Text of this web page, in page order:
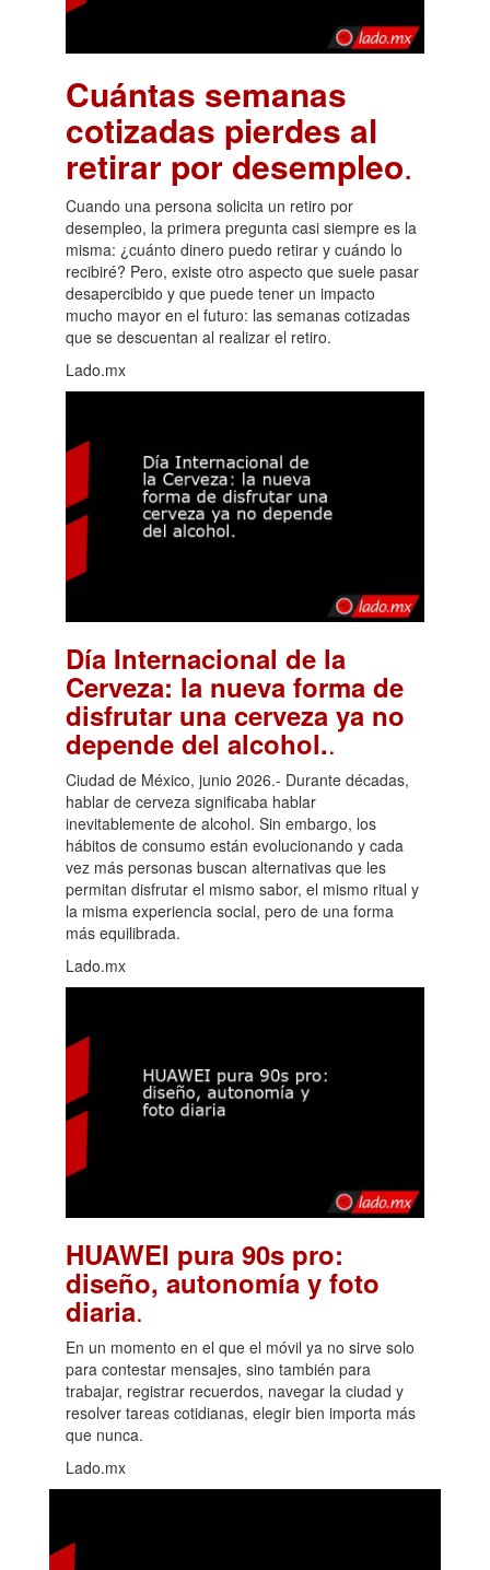
Cuántas semanas
cotizadas pierdes al
retirar por desempleo.
Cuando una persona solicita un retiro por
desempleo, la primera pregunta casi siempre es la
misma: ¿cuánto dinero puedo retirar y cuándo lo
recibiré? Pero, existe otro aspecto que suele pasar
desapercibido y que puede tener un impacto
mucho mayor en el futuro: las semanas cotizadas
que se descuentan al realizar el retiro.
Lado.mx
Día Internacional de la
Cerveza: la nueva forma de
disfrutar una cerveza ya no
depende del alcohol..
Ciudad de México, junio 2026.- Durante décadas,
hablar de cerveza significaba hablar
inevitablemente de alcohol. Sin embargo, los
hábitos de consumo están evolucionando y cada
vez más personas buscan alternativas que les
permitan disfrutar el mismo sabor, el mismo ritual y
la misma experiencia social, pero de una forma
más equilibrada.
Lado.mx
HUAWEI pura 90s pro:
diseño, autonomía y foto
diaria.
En un momento en el que el móvil ya no sirve solo
para contestar mensajes, sino también para
trabajar, registrar recuerdos, navegar la ciudad y
resolver tareas cotidianas, elegir bien importa más
que nunca.
Lado.mx